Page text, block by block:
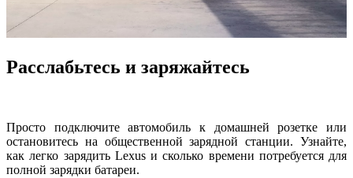
Расслабьтесь и заряжайтесь
Просто подключите автомобиль к домашней розетке или
остановитесь на общественной зарядной станции. Узнайте,
как легко зарядить Lexus и сколько времени потребуется для
полной зарядки батареи.